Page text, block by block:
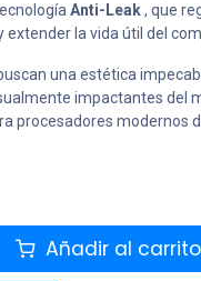
Anti-Leak, que
extender la vida útil del
una estética
impactantes del
procesadores modernos
Añadir al carrito